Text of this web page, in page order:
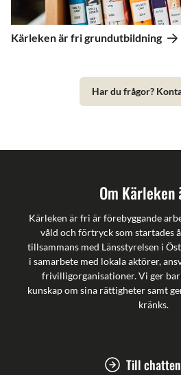
Kärleken är fri grundutbildning
Har du frågor?
Om
Kärleken är fri är förebyggande
våld och förtryck som startades
tillsammans med Länsstyrelsen i
i samarbete med lokala aktörer,
frivilligorganisationer. Vi ger
kunskap om sina rättigheter samt
kränks.
Till chatten